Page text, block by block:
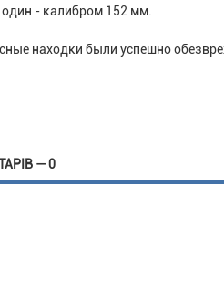
- калибром 152 мм.
находки были успешно
— 0